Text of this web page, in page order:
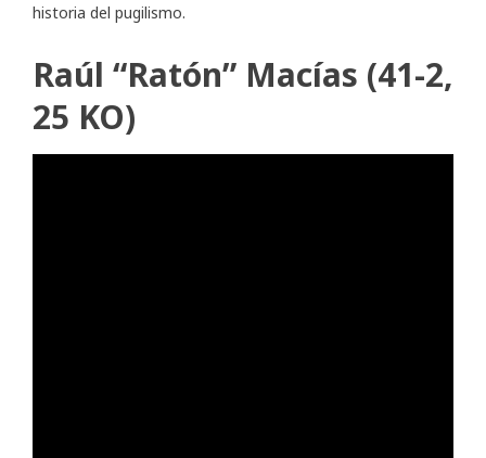
historia del pugilismo.
Raúl “Ratón” Macías (41-2,
25 KO)